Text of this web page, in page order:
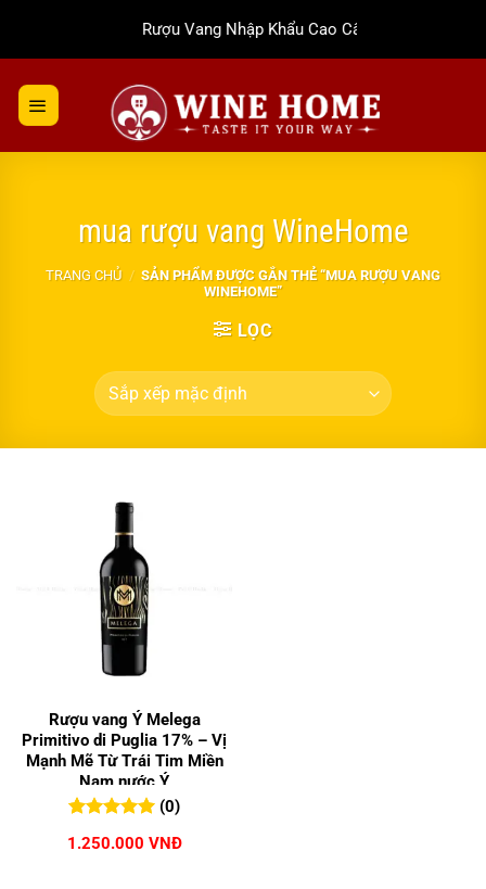
dung
Rượu Vang Nhập Khẩu Cao Cấp
mua rượu vang WineHome
TRANG CHỦ / SẢN PHẨM ĐƯỢC GẮN THẺ “MUA RƯỢU VANG
WINEHOME”
LỌC
Rượu vang Ý Melega
Primitivo di Puglia 17% – Vị
Mạnh Mẽ Từ Trái Tim Miền
Nam nước Ý
đánh giá
(0)
1.250.000 VNĐ